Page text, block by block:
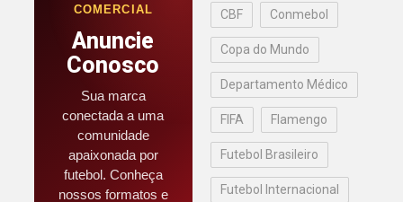
COMERCIAL
Anuncie
Conosco
Sua marca
conectada a uma
comunidade
apaixonada por
futebol. Conheça
nossos formatos e
CBF Conmebol
Copa do Mundo
Departamento Médico
FIFA Flamengo
Futebol Brasileiro
Futebol Internacional